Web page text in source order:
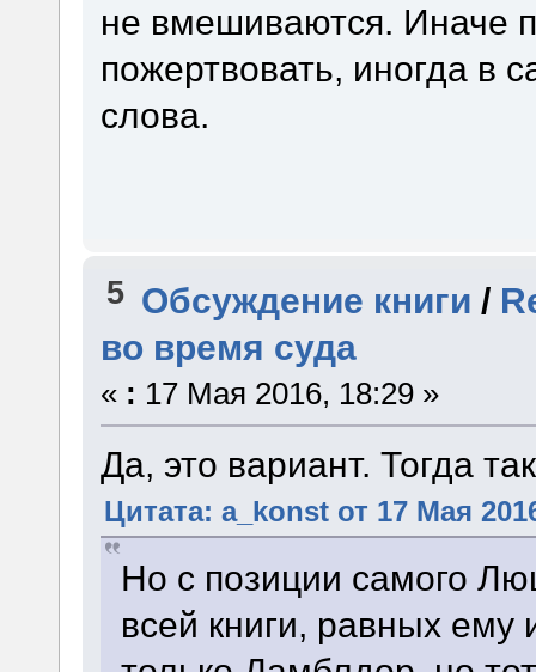
не вмешиваются. Иначе
пожертвовать, иногда в
слова.
5 Обсуждение книги /
во время суда
« : 17 Мая 2016, 18:29 »
Да, это вариант. Тогда
Цитата: a_konst от 17 Мая
Но с позиции самого
всей книги, равных ему